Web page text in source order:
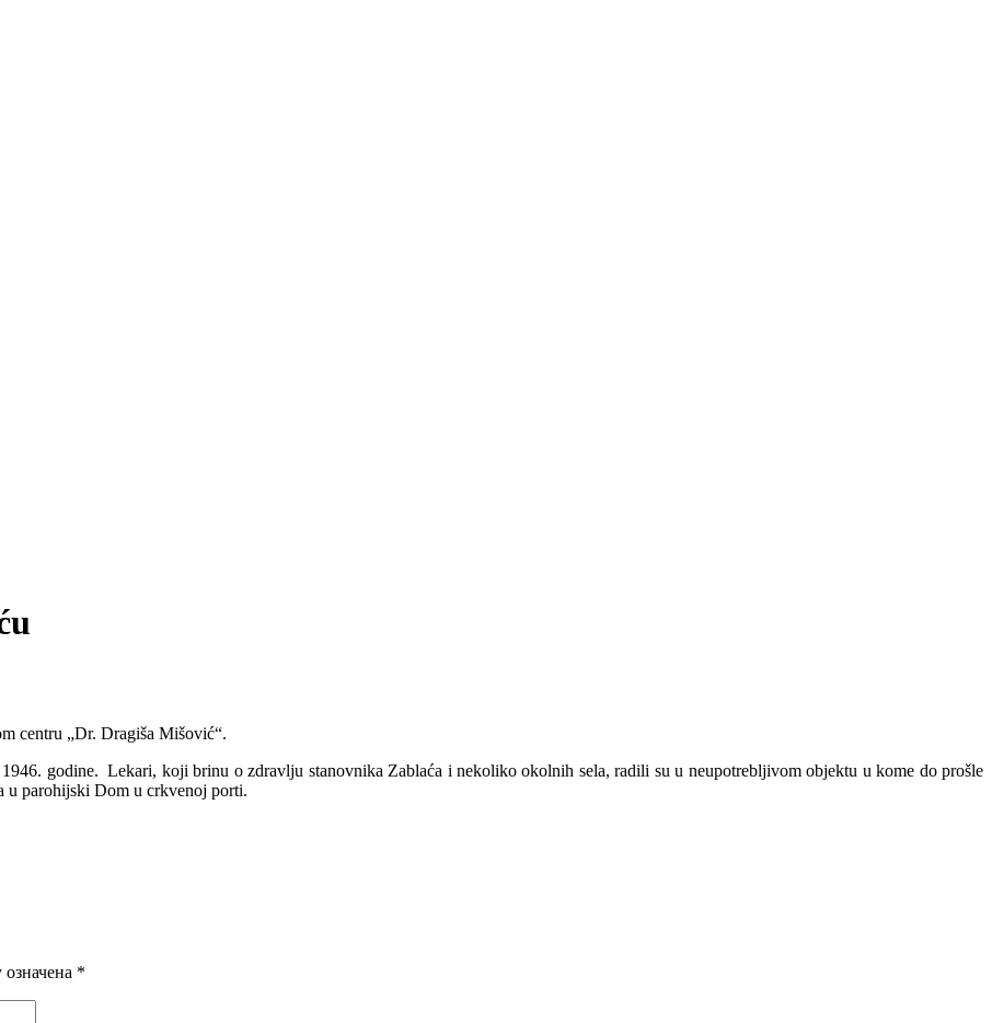
centru „Dr. Dragiša Mišović“.
godine. Lekari, koji brinu o zdravlju stanovnika Zablaća i nekoliko okolnih sela, radili su u neupotrebljivom objektu u kome do prošle
u parohijski Dom u crkvenoj porti.
*